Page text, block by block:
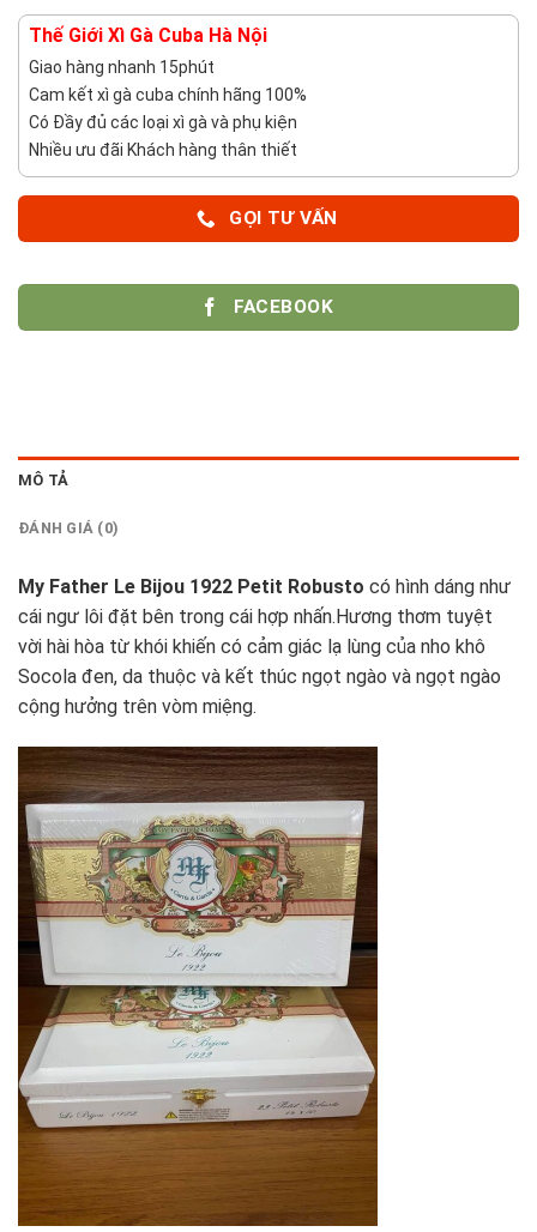
Thế Giới Xì Gà Cuba Hà Nội
Giao hàng nhanh 15phút
Cam kết xì gà cuba chính hãng 100%
Có Đầy đủ các loại xì gà và phụ kiện
Nhiều ưu đãi Khách hàng thân thiết
GỌI TƯ VẤN
FACEBOOK
MÔ TẢ
ĐÁNH GIÁ (0)
My Father Le Bijou 1922 Petit Robusto có hình dáng như
cái ngư lôi đặt bên trong cái hợp nhấn.Hương thơm tuyệt
vời hài hòa từ khói khiến có cảm giác lạ lùng của nho khô
Socola đen, da thuộc và kết thúc ngọt ngào và ngọt ngào
cộng hưởng trên vòm miệng.